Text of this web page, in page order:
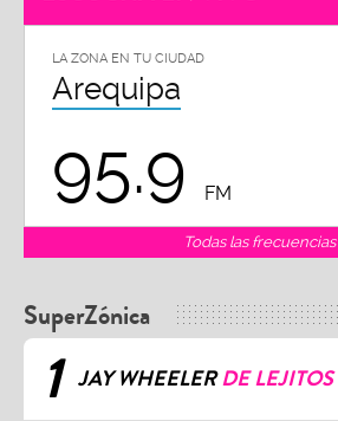
LA ZONA EN TU CIUDAD
Arequipa
95.9 FM
Todas las frecuencias
SuperZónica
1 JAY WHEELERDE LEJITOS